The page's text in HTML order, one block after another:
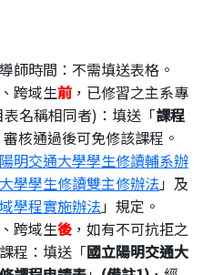
師時間：不需填送表格。
跨域生前 ，已修習之主系專
名稱相同者)：填送「課程
審核通過後可免修該課程。
明交通大學學生修讀輔系辦
學學生修讀雙主修辦法」及
學程實施辦法」規定。
跨域生後 ，如有不可抗拒之
程：填送「國立陽明交通大